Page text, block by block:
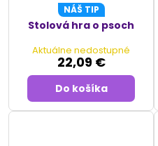
NÁŠ TIP
Stolová hra o psoch
Aktuálne nedostupné
22,09 €
Do košíka